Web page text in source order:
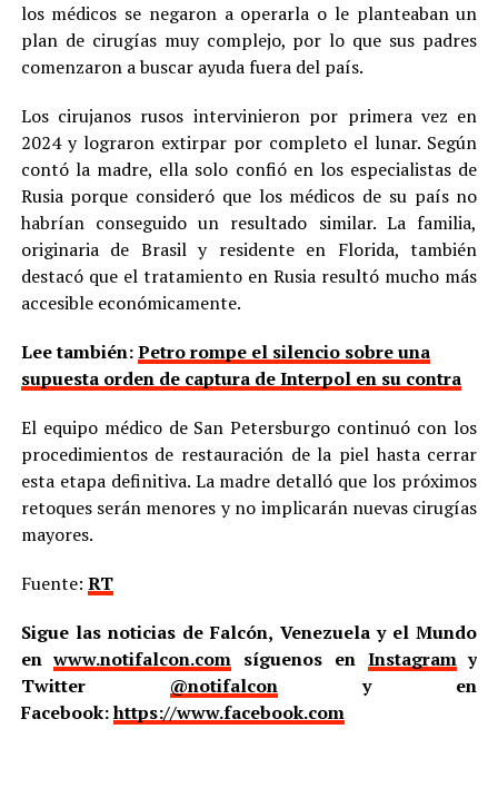
los médicos se negaron a operarla o le planteaban un
plan de cirugías muy complejo, por lo que sus padres
comenzaron a buscar ayuda fuera del país.
Los cirujanos rusos intervinieron por primera vez en
2024 y lograron extirpar por completo el lunar. Según
contó la madre, ella solo confió en los especialistas de
Rusia porque consideró que los médicos de su país no
habrían conseguido un resultado similar. La familia,
originaria de Brasil y residente en Florida, también
destacó que el tratamiento en Rusia resultó mucho más
accesible económicamente.
Lee también:Petro rompe el silencio sobre una
supuesta orden de captura de Interpol en su contra
El equipo médico de San Petersburgo continuó con los
procedimientos de restauración de la piel hasta cerrar
esta etapa definitiva. La madre detalló que los próximos
retoques serán menores y no implicarán nuevas cirugías
mayores.
Fuente: RT
Sigue las noticias de Falcón, Venezuela y el Mundo
enwww.notifalcon.com síguenos en Instagramy
Twitter @notifalcony en
Facebook:https://www.facebook.com